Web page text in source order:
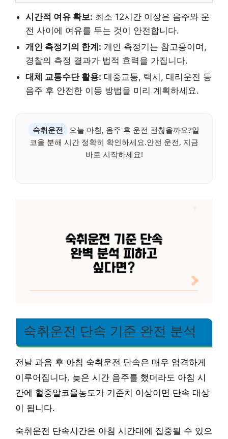
시간적 여유 확보: 최소 12시간 이상은 음주와 운
전 사이에 여유를 두는 것이 안전합니다.
개인 측정기의 한계: 개인 측정기는 참고용이며,
경찰의 측정 결과가 법적 효력을 가집니다.
대체 교통수단 활용: 대중교통, 택시, 대리운전 등
음주 후 안전한 이동 방법을 미리 계획하세요.
숙취운전
오늘 아침, 음주 후 운전 괜찮을까요?알
코올 분해 시간 정확히 확인하세요.안전 운전, 지금
바로 시작하세요!
숙취운전 단속 기준 완전 분석
전날 과음 후 아침 숙취운전 단속은 매우 엄격하게
이루어집니다. 늦은 시간 음주를 했더라도 아침 시
간에 혈중알코올농도가 기준치 이상이면 단속 대상
이 됩니다.
숙취운전 단속시간은 아침 시간대에 집중될 수 있으